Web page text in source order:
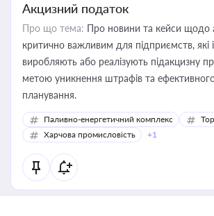
Акцизний податок
Про що тема: Про новини та кейси щодо
критично важливим для підприємств, які
виробляють або реалізують підакцизну
метою уникнення штрафів та
планування.
Паливно-енергетичний комплекс
Харчова промисловість
+1